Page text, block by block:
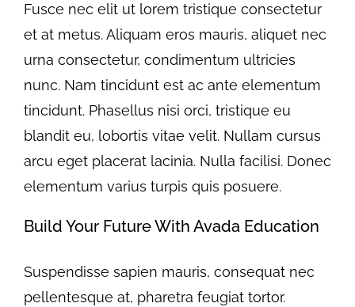
Fusce nec elit ut lorem tristique consectetur
et at metus. Aliquam eros mauris, aliquet nec
urna consectetur, condimentum ultricies
nunc. Nam tincidunt est ac ante elementum
tincidunt. Phasellus nisi orci, tristique eu
blandit eu, lobortis vitae velit. Nullam cursus
arcu eget placerat lacinia. Nulla facilisi. Donec
elementum varius turpis quis posuere.
Build Your Future With Avada Education
Suspendisse sapien mauris, consequat nec
pellentesque at, pharetra feugiat tortor.